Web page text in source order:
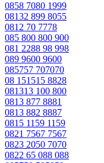
0858 7080 1999
08132 899 8055
0812 70 7778
085 800 800 900
081 2288 98 998
089 9600 9600
085757 707070
08 151515 8828
081313 100 800
0813 877 8881
0813 882 8887
0815 1159 1159
0821 7567 7567
0823 2050 7070
0822 65 088 088